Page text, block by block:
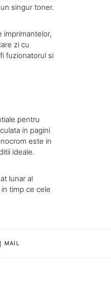
singur toner.
imprimantelor,
zi cu
fuzionatorul si
pentru
in pagini
este in
ideale.
lunar al
timp ce cele
MAIL